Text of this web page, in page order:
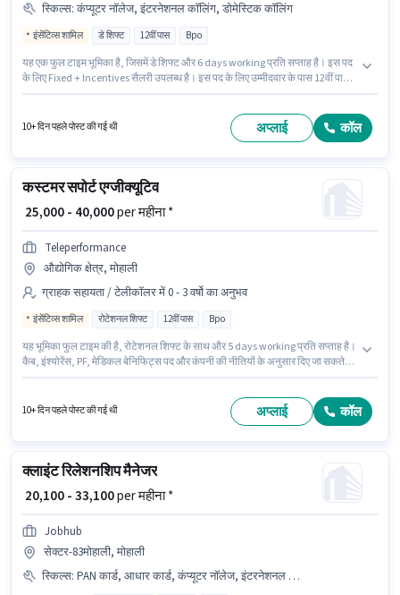
स्किल्स: कंप्यूटर नॉलेज, इंटरनेशनल कॉलिंग, डोमेस्टिक कॉलिंग
इंसेंटिव्स शामिल डे शिफ्ट 12वीं पास Bpo
यह एक फुल टाइम भूमिका है, जिसमें डे शिफ्ट और 6 days working प्रति सप्ताह है। इस पद
के लिए Fixed + Incentives सैलरी उपलब्ध है। इस पद के लिए उम्मीदवार के पास 12वीं पास
भूमिका के साथ अतिरिक्त लाभ जैसे PF भी मिलेंगे।
10+ दिन पहले पोस्ट की गई थी अप्लाई कॉल
कस्टमर सपोर्ट एग्जीक्यूटिव
₹ 25,000 - 40,000per महीना *
Teleperformance
औद्योगिक क्षेत्र, मोहाली
ग्राहक सहायता / टेलीकॉलर में 0 - 3 वर्षो का अनुभव
इंसेंटिव्स शामिल रोटेशनल शिफ्ट 12वीं पास Bpo
यह भूमिका फुल टाइम की है, रोटेशनल शिफ्ट के साथ और 5 days working प्रति सप्ताह है।
कैब, इंश्योरेंस, PF, मेडिकल बेनिफिट्स पद और कंपनी की नीतियों के अनुसार दिए जा सकते
लिए खुली है, मासिक वेतन ₹40000 रहेगा। यह नौकरी औद्योगिक क्षेत्र, मोहाली में स्थित है।
10+ दिन पहले पोस्ट की गई थी अप्लाई कॉल
क्लाइंट रिलेशनशिप मैनेजर
₹ 20,100 - 33,100per महीना *
Jobhub
सेक्टर-83मोहाली, मोहाली
स्किल्स: PAN कार्ड, आधार कार्ड, कंप्यूटर नॉलेज, इंटरनेशनल कॉलिंग